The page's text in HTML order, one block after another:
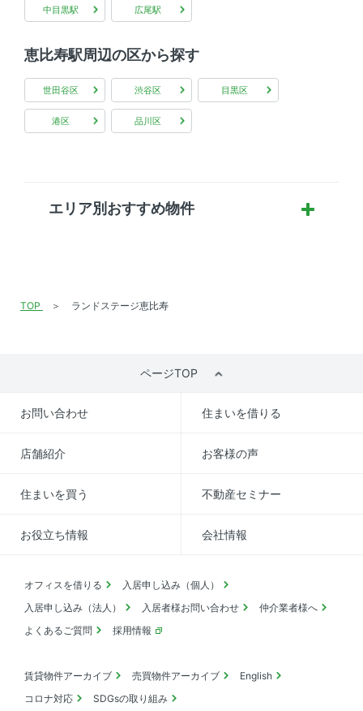
中目黒駅 広尾駅
恵比寿駅周辺の区から探す
世田谷区 渋谷区 目黒区
港区 品川区
エリア別おすすめ物件
TOP ランドステージ恵比寿
ページTOP
お問い合わせ 住まいを借りる
店舗紹介 お客様の声
住まいを買う 不動産セミナー
お役立ち情報 会社情報
オフィスを借りる
入居申し込み（個人）
入居申し込み（法人）
入居者様お問い合わせ
仲介業者様へ
よくあるご質問
採用情報
賃貸物件アーカイブ 売買物件アーカイブ
English
コロナ対応
SDGsの取り組み